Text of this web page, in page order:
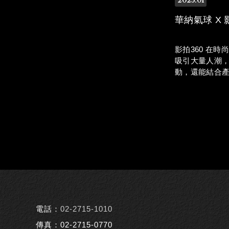
華納氣球 X
影拍360 在時
吸引大量人潮
動，還能結合
電話： 02-2715-1010
傳真：02-2715-0770